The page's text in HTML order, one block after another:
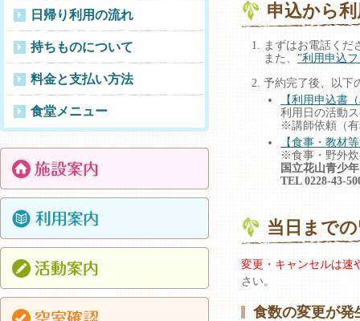
申込から
まずはお電話くだ
また、 ”利用申込
予約完了後、以下
【利用申込書
利用日の活動
※講師依頼（
【食事・教材
※食事・野外
国立花山青少
TEL 0228-43-
当日まで
変更・キャンセルは速
さい。
食数の変更が発
日帰り利用の流れ
持ちものについて
料金と支払い方法
食堂メニュー